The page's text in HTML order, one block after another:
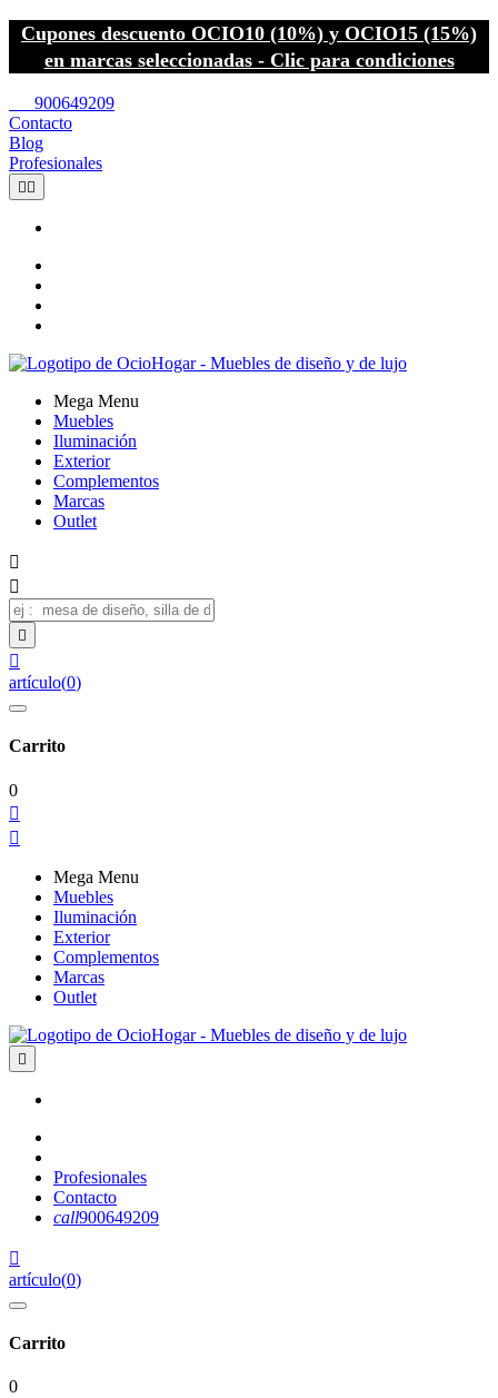
Cupones descuento OCIO10 (10%) y OCIO15 (15%)
en marcas seleccionadas - Clic para condiciones
900649209
Contacto
Blog
Profesionales
 
Mega Menu
Muebles
Iluminación
Exterior
Complementos
Marcas
Outlet




artículo(0)
Carrito
0


Mega Menu
Muebles
Iluminación
Exterior
Complementos
Marcas
Outlet

Profesionales
Contacto
call900649209

artículo(0)
Carrito
0